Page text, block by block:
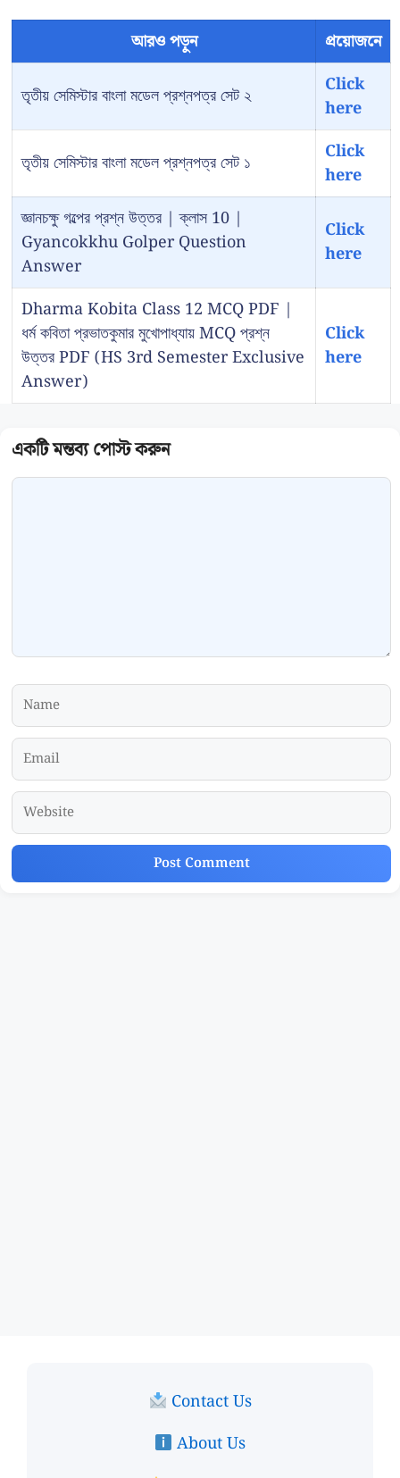
আরও পড়ুন প্রয়োজনে
তৃতীয় সেমিস্টার বাংলা মডেল প্রশ্নপত্র সেট ২
Click
here
তৃতীয় সেমিস্টার বাংলা মডেল প্রশ্নপত্র সেট ১
Click
here
জ্ঞানচক্ষু গল্পের প্রশ্ন উত্তর | ক্লাস 10 |
Gyancokkhu Golper Question
Answer
Click
here
Dharma Kobita Class 12 MCQ PDF |
ধর্ম কবিতা প্রভাতকুমার মুখোপাধ্যায় MCQ প্রশ্ন
উত্তর PDF (HS 3rd Semester Exclusive
Answer)
Click
here
Comment
Name
Email
Website
Contact Us
About Us